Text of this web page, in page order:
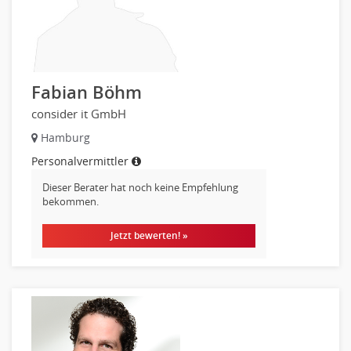
Consulting, Engineering
Data Warehouse, Business Intelligence
Datenbanken
Helpdesk
Projektmanagement
IT Prozessmanagement
Qualitätssicherung, Qualitätsprüfung
SAP/ERP-Beratung, Entwicklung
Softwareentwicklung
Web-Entwicklung
Wirtschaftsinformatik
Fabian Böhm
consider it GmbH
Hamburg
Personalvermittler
Dieser Berater hat noch keine Empfehlung
bekommen.
Jetzt bewerten! »